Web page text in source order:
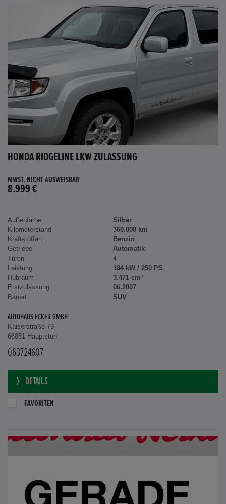
HONDA RIDGELINE LKW ZULASSUNG
MWST. NICHT AUSWEISBAR
8.999 €
Außenfarbe
Silber
Kilometerstand
360.000 km
Kraftstoffart
Benzin
Getriebe
Automatik
Türen
4
Leistung
184 kW / 250 PS
Hubraum
3.471 cm³
Erstzulassung
06.2007
Bauart
SUV
AUTOHAUS ECKER GMBH
Kaiserstraße 79
66851 Hauptstuhl
063724607
DETAILS
FAVORITEN